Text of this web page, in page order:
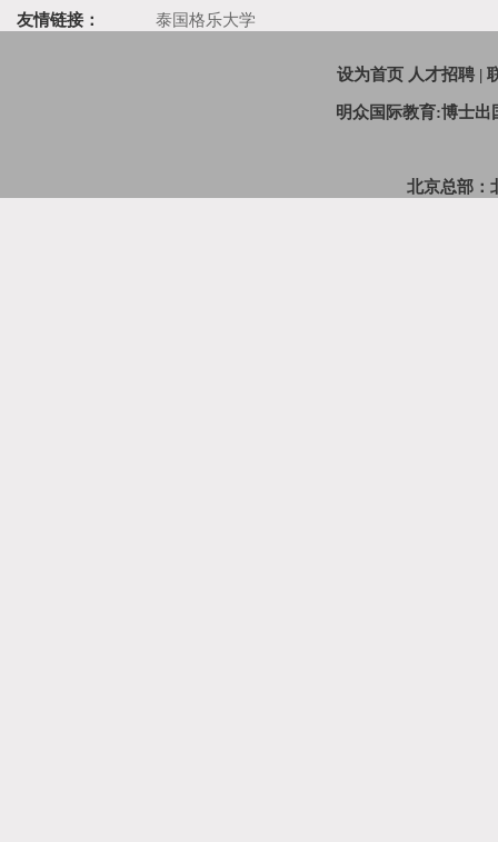
友情链接： 泰国格乐大学
设为首页 人才招聘 |
明众国际教育:博士出
北京总部：